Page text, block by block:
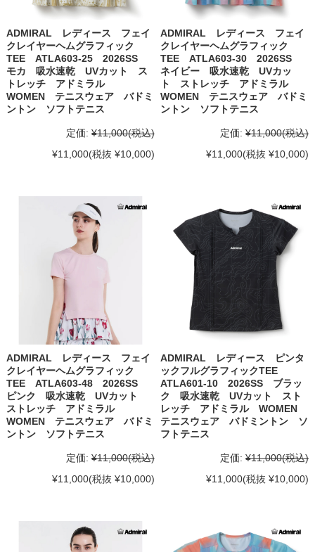
ADMIRAL レディース フェイ
クレイヤーヘムグラフィック
TEE ATLA603-25 2026SS
モカ 吸水速乾 UVカット ス
トレッチ アドミラル
WOMEN テニスウェア バドミ
ントン ソフトテニス
定価: ¥11,000(税込)
¥11,000(税抜 ¥10,000)
ADMIRAL レディース フェイ
クレイヤーヘムグラフィック
TEE ATLA603-30 2026SS
ネイビー 吸水速乾 UVカッ
ト ストレッチ アドミラル
WOMEN テニスウェア バドミ
ントン ソフトテニス
定価: ¥11,000(税込)
¥11,000(税抜 ¥10,000)
ADMIRAL レディース フェイ
クレイヤーヘムグラフィック
TEE ATLA603-48 2026SS
ピンク 吸水速乾 UVカット
ストレッチ アドミラル
WOMEN テニスウェア バドミ
ントン ソフトテニス
定価: ¥11,000(税込)
¥11,000(税抜 ¥10,000)
ADMIRAL レディース ピンタ
ックフルグラフィックTEE
ATLA601-10 2026SS ブラッ
ク 吸水速乾 UVカット スト
レッチ アドミラル WOMEN
テニスウェア バドミントン ソ
フトテニス
定価: ¥11,000(税込)
¥11,000(税抜 ¥10,000)